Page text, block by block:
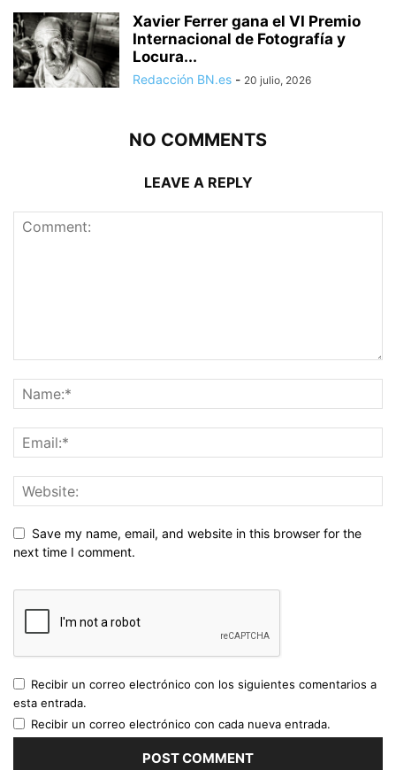
Xavier Ferrer gana el VI Premio
Internacional de Fotografía y
Locura...
Redacción BN.es - 20 julio, 2026
NO COMMENTS
LEAVE A REPLY
Save my name, email, and website in this browser for the
next time I comment.
Recibir un correo electrónico con los siguientes comentarios a
esta entrada.
Recibir un correo electrónico con cada nueva entrada.